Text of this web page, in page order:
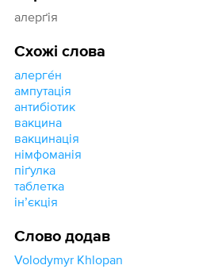
алерґія
Схожі слова
алерге́н
ампутація
антибіотик
вакцина
вакцинація
німфоманія
піґулка
таблетка
інʼєкція
Слово додав
Volodymyr Khlopan